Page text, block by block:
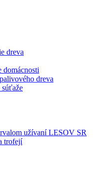
dreva
domácnosti
dreva
súťaže
užívaní LESOV SR
trofejí